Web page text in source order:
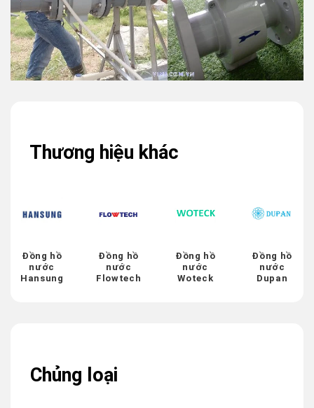
Thương hiệu khác
Đồng hồ
nước
Hansung
Đồng hồ
nước
Flowtech
Đồng hồ
nước
Woteck
Đồng hồ
nước
Dupan
Chủng loại